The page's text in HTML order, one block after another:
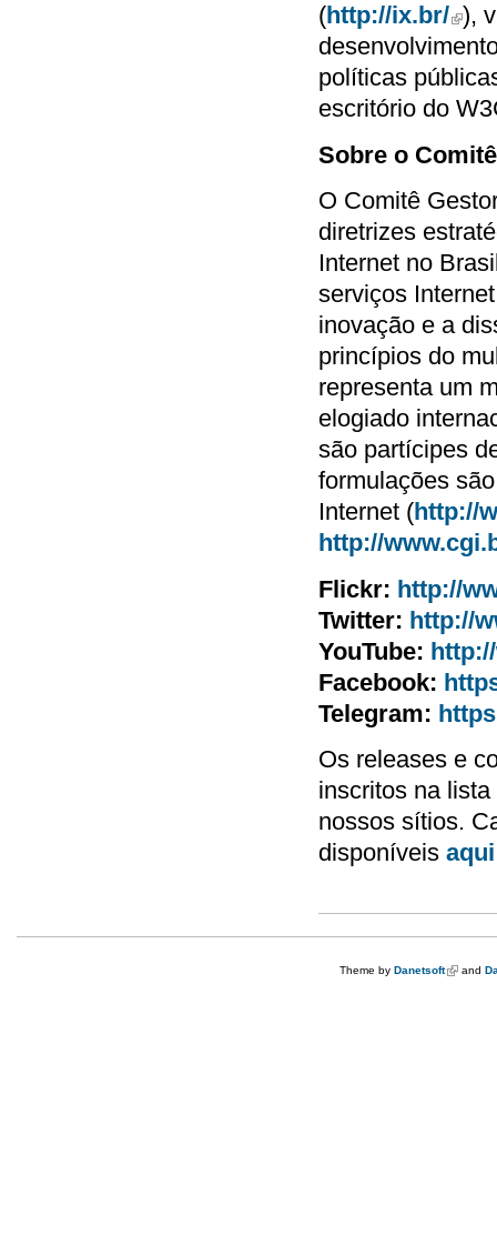
(http://ix.br/ (link
),
políticas
escritório do
Sobre o
O Comitê
diretrizes
Internet no
serviços
inovação e a
princípios do
representa um
elogiado
são partícipes
formulações
Internet (http://
http://
Flickr: http://
Twitter: http://
YouTube:
Facebook:
Telegram:
Os releases e
inscritos na lista
nossos sítios.
disponíveis aqui
Theme by Danetsoft(link is
and